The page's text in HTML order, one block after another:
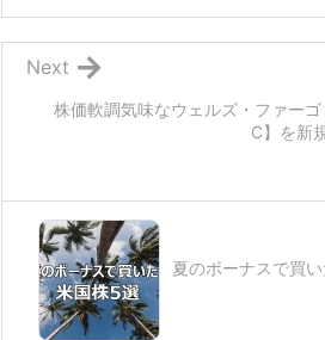
株価軟調気味なウェルズ・ファーゴ
C】を新
Next
夏のボーナスで買